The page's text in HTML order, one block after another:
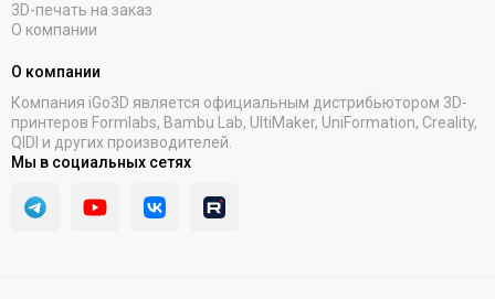
3D-печать на заказ
О компании
О компании
Компания iGo3D является официальным дистрибьютором 3D-
принтеров Formlabs, Bambu Lab, UltiMaker, UniFormation, Creality,
QIDI и других производителей.
Мы в социальных сетях